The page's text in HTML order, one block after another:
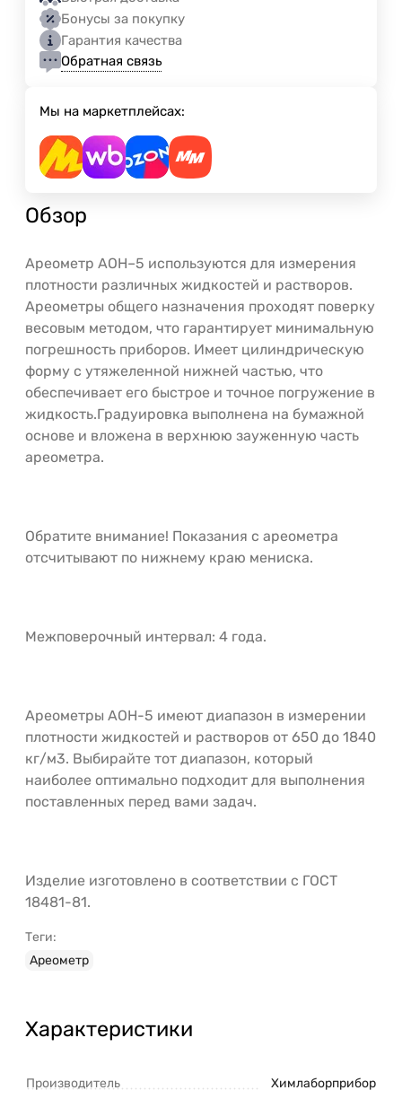
Бонусы за покупку
Гарантия качества
Обратная связь
Мы на маркетплейсах:
Обзор
Ареометр АОН–5 используются для измерения
плотности различных жидкостей и растворов.
Ареометры общего назначения проходят поверку
весовым методом, что гарантирует минимальную
погрешность приборов. Имеет цилиндрическую
форму с утяжеленной нижней частью, что
обеспечивает его быстрое и точное погружение в
жидкость.Градуировка выполнена на бумажной
основе и вложена в верхнюю зауженную часть
ареометра.
Обратите внимание! Показания с ареометра
отсчитывают по нижнему краю мениска.
Межповерочный интервал: 4 года.
Ареометры АОН-5 имеют диапазон в измерении
плотности жидкостей и растворов от 650 до 1840
кг/м3. Выбирайте тот диапазон, который
наиболее оптимально подходит для выполнения
поставленных перед вами задач.
Изделие изготовлено в соответствии с ГОСТ
18481-81.
Теги:
Ареометр
Характеристики
Производитель Химлаборприбор